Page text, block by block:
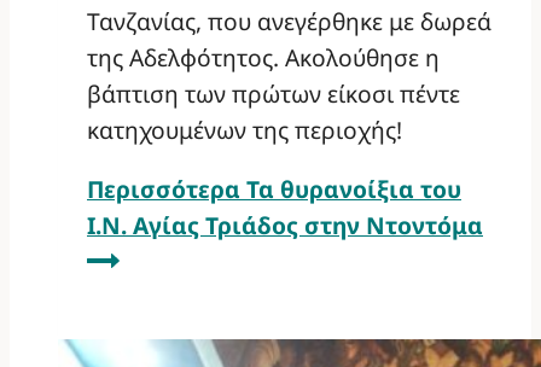
Τανζανίας, που ανεγέρθηκε με δωρεά
της Αδελφότητος. Ακολούθησε η
βάπτιση των πρώτων είκοσι πέντε
κατηχουμένων της περιοχής!
Περισσότερα Τα θυρανοίξια του
Ι.Ν. Αγίας Τριάδος στην Ντοντόμα